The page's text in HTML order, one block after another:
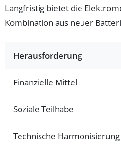
Langfristig bietet die
Kombination aus neuer
Herausforderung
Finanzielle Mittel
Soziale Teilhabe
Technische Harmonisierung